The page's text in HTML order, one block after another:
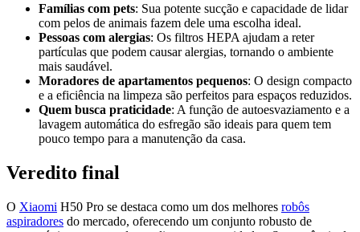
Famílias com pets: Sua potente sucção e capacidade de lidar
com pelos de animais fazem dele uma escolha ideal.
Pessoas com alergias: Os filtros HEPA ajudam a reter
partículas que podem causar alergias, tornando o ambiente
mais saudável.
Moradores de apartamentos pequenos: O design compacto
e a eficiência na limpeza são perfeitos para espaços reduzidos.
Quem busca praticidade: A função de autoesvaziamento e a
lavagem automática do esfregão são ideais para quem tem
pouco tempo para a manutenção da casa.
Veredito final
O Xiaomi H50 Pro se destaca como um dos melhores robôs
aspiradores do mercado, oferecendo um conjunto robusto de